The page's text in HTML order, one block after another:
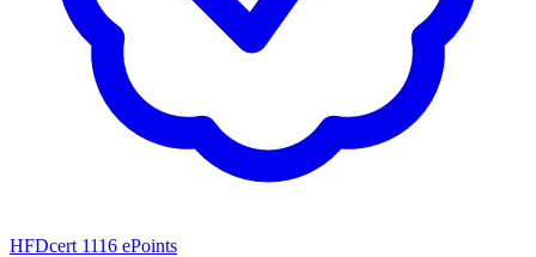
HFDcert 1116 ePoints